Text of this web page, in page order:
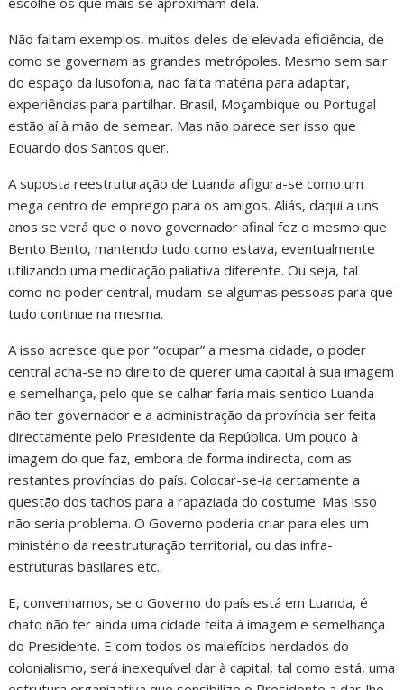
Não faltam exemplos, muitos deles de elevada eficiência, de
como se governam as grandes metrópoles. Mesmo sem sair
do espaço da lusofonia, não falta matéria para adaptar,
experiências para partilhar. Brasil, Moçambique ou Portugal
estão aí à mão de semear. Mas não parece ser isso que
Eduardo dos Santos quer.
A suposta reestruturação de Luanda afigura-se como um
mega centro de emprego para os amigos. Aliás, daqui a uns
anos se verá que o novo governador afinal fez o mesmo que
Bento Bento, mantendo tudo como estava, eventualmente
utilizando uma medicação paliativa diferente. Ou seja, tal
como no poder central, mudam-se algumas pessoas para que
tudo continue na mesma.
A isso acresce que por “ocupar” a mesma cidade, o poder
central acha-se no direito de querer uma capital à sua imagem
e semelhança, pelo que se calhar faria mais sentido Luanda
não ter governador e a administração da província ser feita
directamente pelo Presidente da República. Um pouco à
imagem do que faz, embora de forma indirecta, com as
restantes províncias do país. Colocar-se-ia certamente a
questão dos tachos para a rapaziada do costume. Mas isso
não seria problema. O Governo poderia criar para eles um
ministério da reestruturação territorial, ou das infra-
estruturas basilares etc..
E, convenhamos, se o Governo do país está em Luanda, é
chato não ter ainda uma cidade feita à imagem e semelhança
do Presidente. E com todos os malefícios herdados do
colonialismo, será inexequível dar à capital, tal como está, uma